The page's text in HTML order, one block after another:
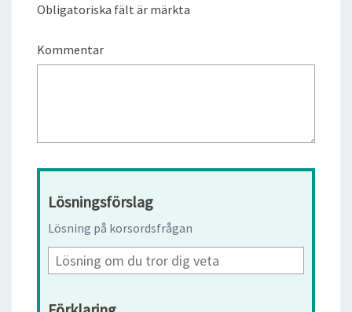
Obligatoriska fält är märkta
Kommentar
Lösningsförslag
Lösning på korsordsfrågan